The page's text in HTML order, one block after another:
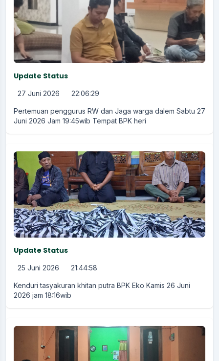
Update Status
27 Juni 2026 22:06:29
Pertemuan penggurus RW dan Jaga warga dalem Sabtu 27
Juni 2026 Jam 19:45wib Tempat BPK heri
Update Status
25 Juni 2026 21:44:58
Kenduri tasyakuran khitan putra BPK Eko Kamis 26 Juni
2026 jam 18:16wib